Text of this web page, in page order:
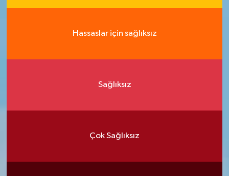
Hassaslar için sağlıksız
Sağlıksız
Çok Sağlıksız